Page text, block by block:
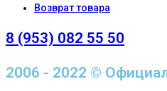
Возврат товара
8 (953) 082 55 50
2006 - 2022 ©